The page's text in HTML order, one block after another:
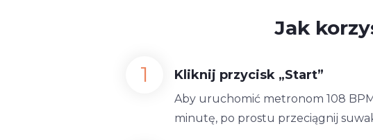
Jak
Kliknij przycisk „Start”
Aby uruchomić metronom 108
minutę, po prostu przeciągnij